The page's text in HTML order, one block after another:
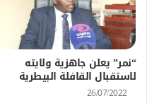
“نمر” يعلن جاهزية ولايته
لاستقبال القافلة البيطرية
26/07/2022